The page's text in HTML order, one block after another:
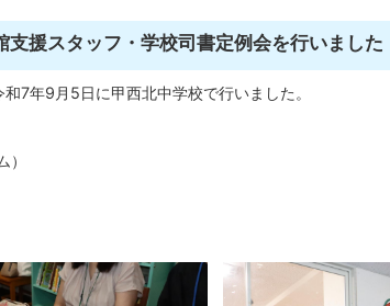
支援スタッフ・学校司書定例会を行いました
7年9月5日に甲西北中学校で行いました。